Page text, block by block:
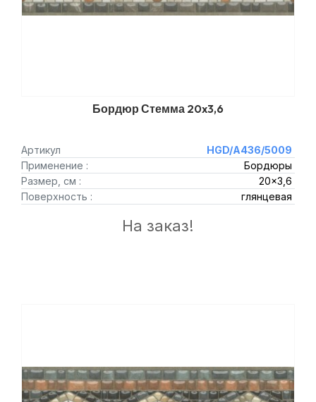
Бордюр Стемма 20x3,6
Артикул
HGD/A436/5009
Применение :
Бордюры
Размер, см :
20x3,6
Поверхность :
глянцевая
На заказ!